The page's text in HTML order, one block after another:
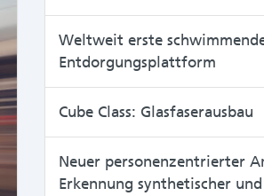
Weltweit erste
Entdorgungsplattform
Cube Class: Glasfaserausbau
Neuer personenzentrierter
Erkennung synthetischer und